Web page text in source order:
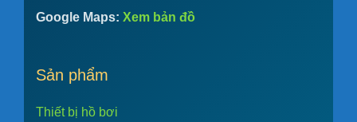
Google Maps: Xem bản đồ
Sản phẩm
Thiết bị hồ bơi